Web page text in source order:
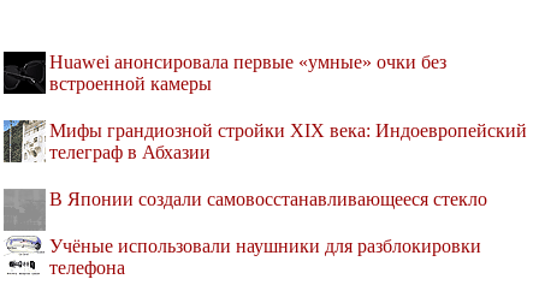
Huawei анонсировала первые «умные» очки без
встроенной камеры
Мифы грандиозной стройки XIX века: Индоевропейский
телеграф в Абхазии
В Японии создали самовосстанавливающееся стекло
Учёные использовали наушники для разблокировки
телефона